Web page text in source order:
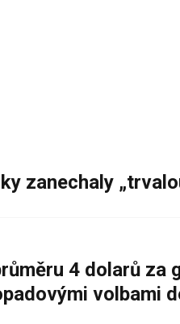
zanechaly
4 dolarů
volbami